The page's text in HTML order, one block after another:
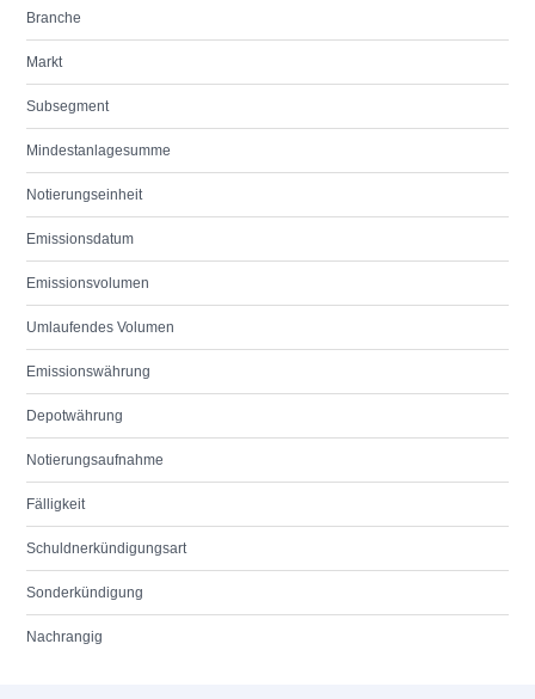
Branche
Markt
Subsegment
Mindestanlagesumme
Notierungseinheit
Emissionsdatum
Emissionsvolumen
Umlaufendes Volumen
Emissionswährung
Depotwährung
Notierungsaufnahme
Fälligkeit
Schuldnerkündigungsart
Sonderkündigung
Nachrangig